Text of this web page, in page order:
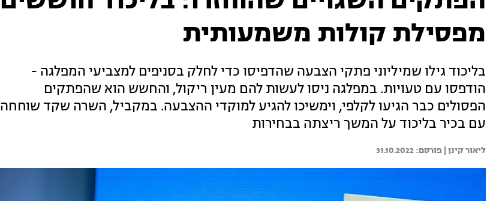
מפסילת קולות משמעותית
בליכוד גילו שמיליוני פתקי הצבעה שהדפיסו כדי לחלק בסניפים למצביעי המפלגה -
הודפסו עם טעויות. במפלגה ניסו לעשות להם מעין ריקול, והחשש הוא שהפתקים
הפסולים כבר הגיעו לקלפי, וימשיכו להגיע למוקדי ההצבעה. במקביל, השרה שקד שוחחה
עם בכיר בליכוד על המשך ריצתה בבחירות
ליאור קינן | 31.10.2022